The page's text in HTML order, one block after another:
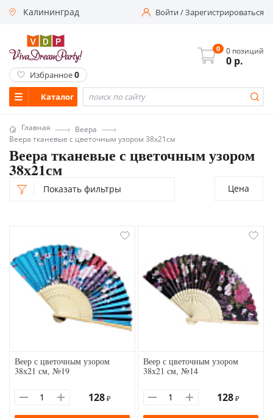
Калининград Войти/Зарегистрироваться
Каталог
0 0 позиций
0 р.
Избранное0
Главная
Веера
Веера тканевые с цветочным узором 38х21см
Веера тканевые с цветочным узором
38х21см
Показать фильтры Цена
Веер с цветочным узором
38х21 см, №19
128 ₽
Веер с цветочным узором
38х21 см, №14
128 ₽